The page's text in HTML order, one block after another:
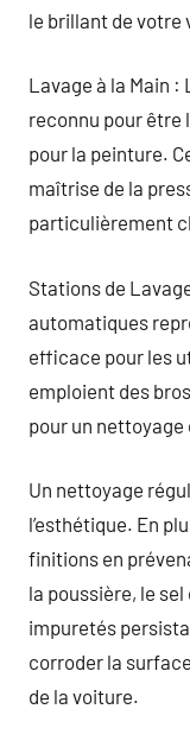
le brillant de votre
Lavage à la Main
reconnu pour être
pour la peinture.
maîtrise de la
particulièrement
Stations de
automatiques
efficace pour les
emploient des
pour un
Un nettoyage
l’esthétique. En
finitions en
la poussière, le
impuretés
corroder la
de la voiture.